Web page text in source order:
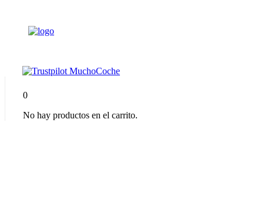
0
No hay productos en el carrito.